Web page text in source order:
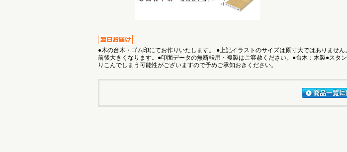
●木の台木・ゴム印にてお作りいたします。 ●上記イラストのサイズは原寸大ではありませ
前後大きくなります。●印面データの無断転用・複製はご容赦ください。●台木：木製●ス
りこんでしまう可能性がございますので予めご承知おきください。